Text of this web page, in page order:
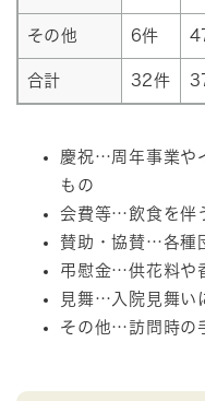
その他 6件
合計 32件
慶祝…周年事業や
もの
会費等…飲食を伴
賛助・協賛…各種
弔慰金…供花料や
見舞…入院見舞い
その他…訪問時の